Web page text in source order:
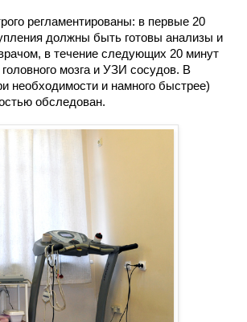
регламентированы: в первые 20
должны быть готовы анализы и
в течение следующих 20 минут
мозга и УЗИ сосудов. В
необходимости и намного быстрее)
обследован.